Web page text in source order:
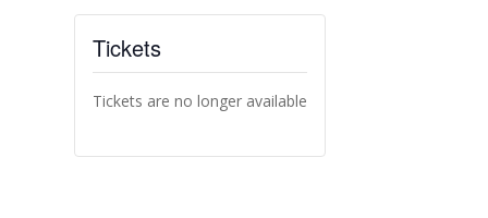
Tickets
Tickets are no longer available